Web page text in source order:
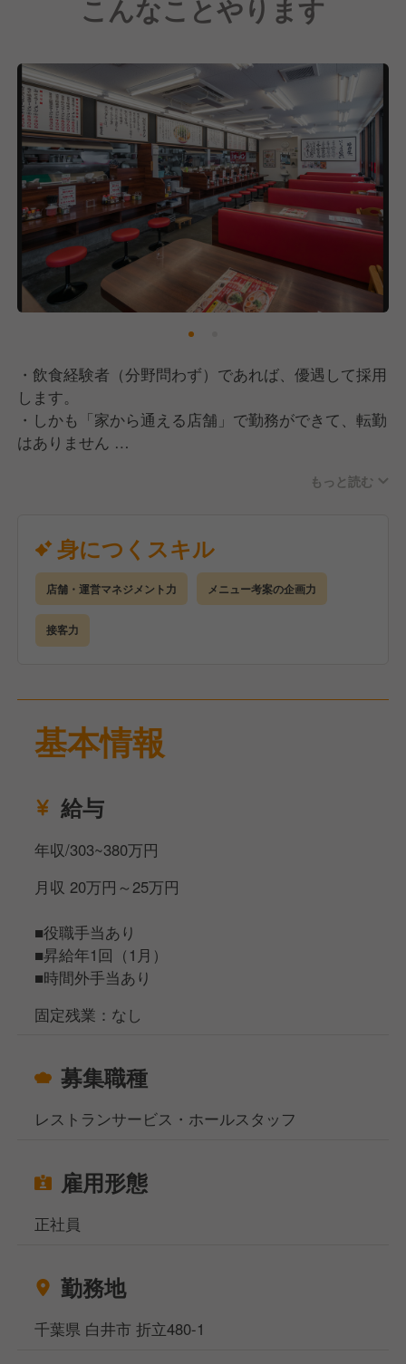
「魁力屋がないと困る」
苦しい時期にも粘り強く新規出店を続けてこれたの
は、こうしたお客さまの声があったからです。そんな
嬉しい声をさらに増やし、社員のみなさんがより活躍
し自己実現できる場所を作るためにも、全国700店舗
は必ず実現させます。100年続く外食企業を目指し
て、これからの魁力屋を一緒に作ってくれる方とお会
いできることを楽しみにしています。
こんなことやります
・飲食経験者（分野問わず）であれば、優遇して採用
します。
・しかも「家から通える店舗」で勤務ができて、転勤
はありません
＜キャリアステップイメージ ※（）内は未経験入社
□S店長
店長業務に加え、大型店・QSC（クオリティ・サー
ビス・クリンリネス）モデル店・複数店舗管理店長な
ど通常の店舗とは異なる任務も担当
▲
■店長（入社1年半～） ※今回の採用はここからスタ
▲
□時間帯責任者（入社1年目途）
帯の業務を担当
□リーダー（入社3カ月目途）
ト・アルバイトの方の育成を担当
□スタッフ
約3カ月の研修期間で、店舗内の全ポジションを経験
＜総合職（転勤あり）になれば、S店長以上も目指せ
ジャーや営業部長、本社管理部門などのポジションに
★ 具体的な仕事内容
──────────
■接客業務
■ラーメンやサイドメニューの調理業務
提供するラーメンや焼き飯の味付けなども店内で全て
行っています。基本的な仕事からスタートし、徐々に
もっと読む
身につくスキル
店舗・運営マネジメント力 メニュー考案の企画力
接客力
基本情報
給与
年収/303~380万円
月収 20万円～25万円
■役職手当あり
■昇給年1回（1月）
■時間外手当あり
固定残業：なし
募集職種
レストランサービス・ホールスタッフ
雇用形態
正社員
勤務地
千葉県 白井市 折立480-1